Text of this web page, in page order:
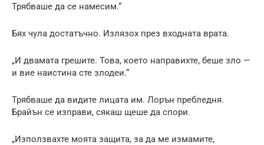
Трябваше да се намесим.“
Бях чула достатъчно. Излязох през входната врата.
„И двамата грешите. Това, което направихте, беше зло —
и вие наистина сте злодеи.“
Трябваше да видите лицата им. Лорън пребледня.
Брайън се изправи, сякаш щеше да спори.
„Използвахте моята защита, за да ме измамите,